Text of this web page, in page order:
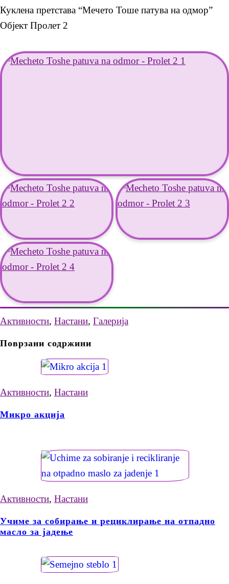
Куклена претстава “Мечето Тоше патува на одмор”
Објект Пролет 2
Активности, Настани, Галерија
Поврзани содржини
Активности, Настани
Микро акција
Активности, Настани
Учиме за собирање и рециклирање на отпадно
масло за јадење